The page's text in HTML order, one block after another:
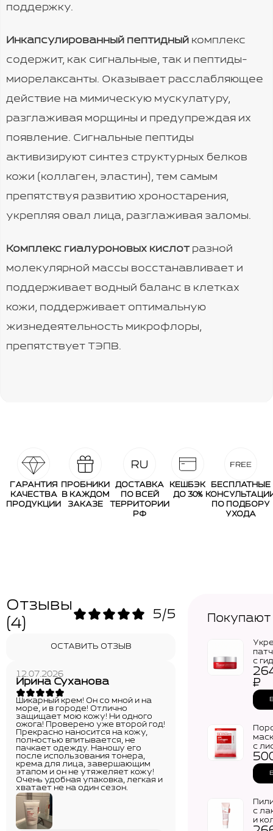
поддержку.
Инкапсулированный пептидный комплекс
содержит, как сигнальные, так и пептиды-
миорелаксанты. Оказывает расслабляющее
действие на мимическую мускулатуру,
разглаживая морщины и предупреждая их
появление. Сигнальные пептиды
активизируют синтез структурных белков
кожи (коллаген, эластин), тем самым
препятствуя развитию хроностарения,
укрепляя овал лица, разглаживая заломы.
Комплекс гиалуроновых кислот разной
молекулярной массы восстанавливает и
поддерживает водный баланс в клетках
кожи, поддерживает оптимальную
жизнедеятельность микрофлоры,
препятствует ТЭПВ.
ГАРАНТИЯ
КАЧЕСТВА
ПРОДУКЦИИ
ПРОБНИКИ
В КАЖДОМ
ЗАКАЗЕ
ДОСТАВКА
ПО ВСЕЙ
ТЕРРИТОРИИ
РФ
КЕШБЭК
ДО 30%
БЕСПЛАТНЫЕ
ПО ПОДБОРУ
УХОДА
Отзывы
(4)
5/5
ОСТАВИТЬ ОТЗЫВ
12.07.2026
Ирина Суханова
Шикарный крем! Он со мной и на
море, и в городе! Отлично
защищает мою кожу! Ни одного
ожога! Проверено уже второй год!
Прекрасно наносится на кожу,
полностью впитывается, не
пачкает одежду. Наношу его
после использования тонера,
крема для лица, завершающим
этапом и он не утяжеляет кожу!
Очень удобная упаковка, легкая и
хватает не на один сезон.
с
Red
Eye
₽
с
Red
с
и